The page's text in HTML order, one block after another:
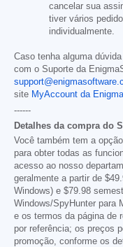
cancelar sua
tiver vários
individualmente.
Caso tenha alguma
com o Suporte da
site MyAccount da
------
Detalhes da compra do
Você também tem a
para obter todas as
acesso ao nosso
geralmente a partir de
Windows) e $79.98
Windows/SpyHunter para
e os termos da página de
por referência; os preços
promoção, conforme os